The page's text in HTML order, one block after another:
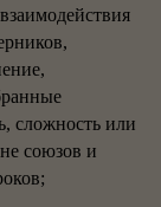
сложность или
союзов и